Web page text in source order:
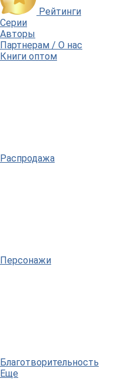
Рейтинги
Серии
Авторы
Партнерам / О нас
Книги оптом
Распродажа
Персонажи
Благотворительность
Еще